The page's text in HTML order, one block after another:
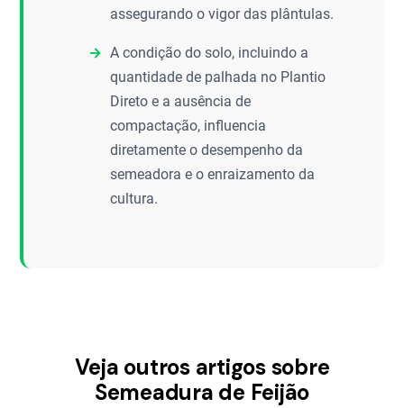
assegurando o vigor das plântulas.
A condição do solo, incluindo a
quantidade de palhada no Plantio
Direto e a ausência de
compactação, influencia
diretamente o desempenho da
semeadora e o enraizamento da
cultura.
Veja outros artigos sobre
Semeadura de Feijão